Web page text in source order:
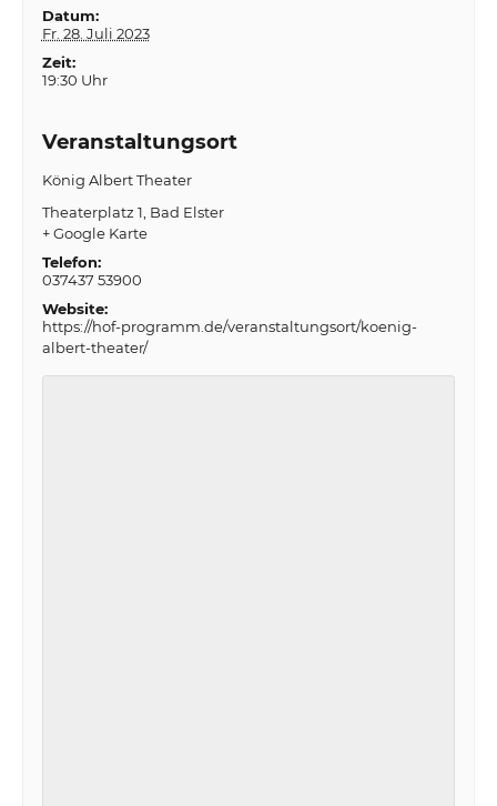
Datum:
Fr. 28. Juli 2023
Zeit:
19:30 Uhr
Veranstaltungsort
König Albert Theater
Theaterplatz 1 Bad Elster
+ Google Karte
Telefon:
037437 53900
Website:
https://hof-programm.de/veranstaltungsort/koenig-
albert-theater/